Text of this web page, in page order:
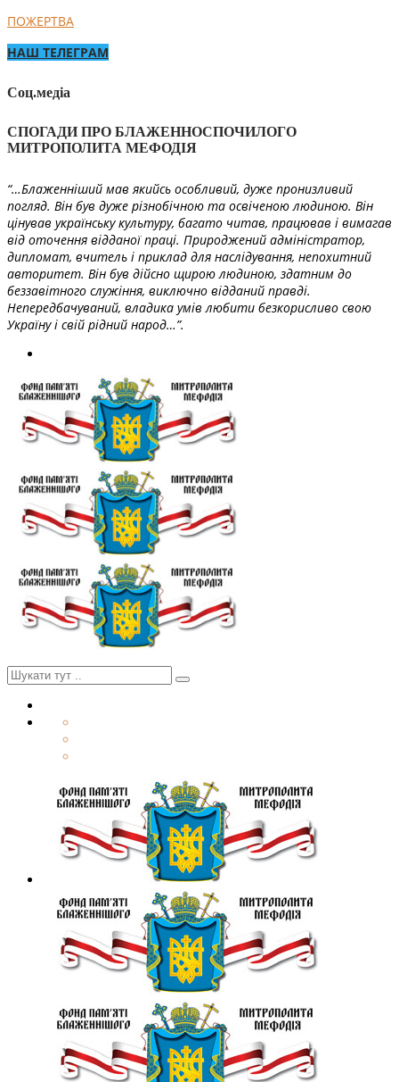
ПОЖЕРТВА
НАШ ТЕЛЕГРАМ
Соц.медіа
СПОГАДИ ПРО БЛАЖЕННОСПОЧИЛОГО
МИТРОПОЛИТА МЕФОДІЯ
“…Блаженніший мав якийсь особливий, дуже пронизливий
погляд. Він був дуже різнобічною та освіченою людиною. Він
цінував українську культуру, багато читав, працював і вимагав
від оточення відданої праці. Природжений адміністратор,
дипломат, вчитель і приклад для наслідування, непохитний
авторитет. Він був дійсно щирою людиною, здатним до
беззавітного служіння, виключно відданий правді.
Непередбачуваний, владика умів любити безкорисливо свою
Україну і свій рідний народ…”.